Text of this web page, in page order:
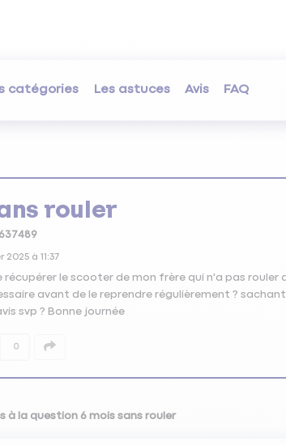
catégories Les astuces Avis FAQ
rouler
2025à 11:37
récupérer le scooter de mon frère qui n'a pas
avant de le reprendre régulièrement ?
svp ? Bonne journée
0
à la question 6 mois sans rouler